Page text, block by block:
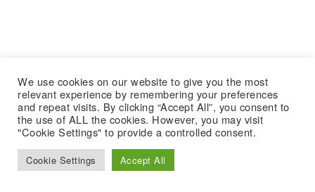
We use cookies on our website to give you the most
relevant experience by remembering your preferences
and repeat visits. By clicking “Accept All”, you consent to
the use of ALL the cookies. However, you may visit
"Cookie Settings" to provide a controlled consent.
Cookie Settings Accept All